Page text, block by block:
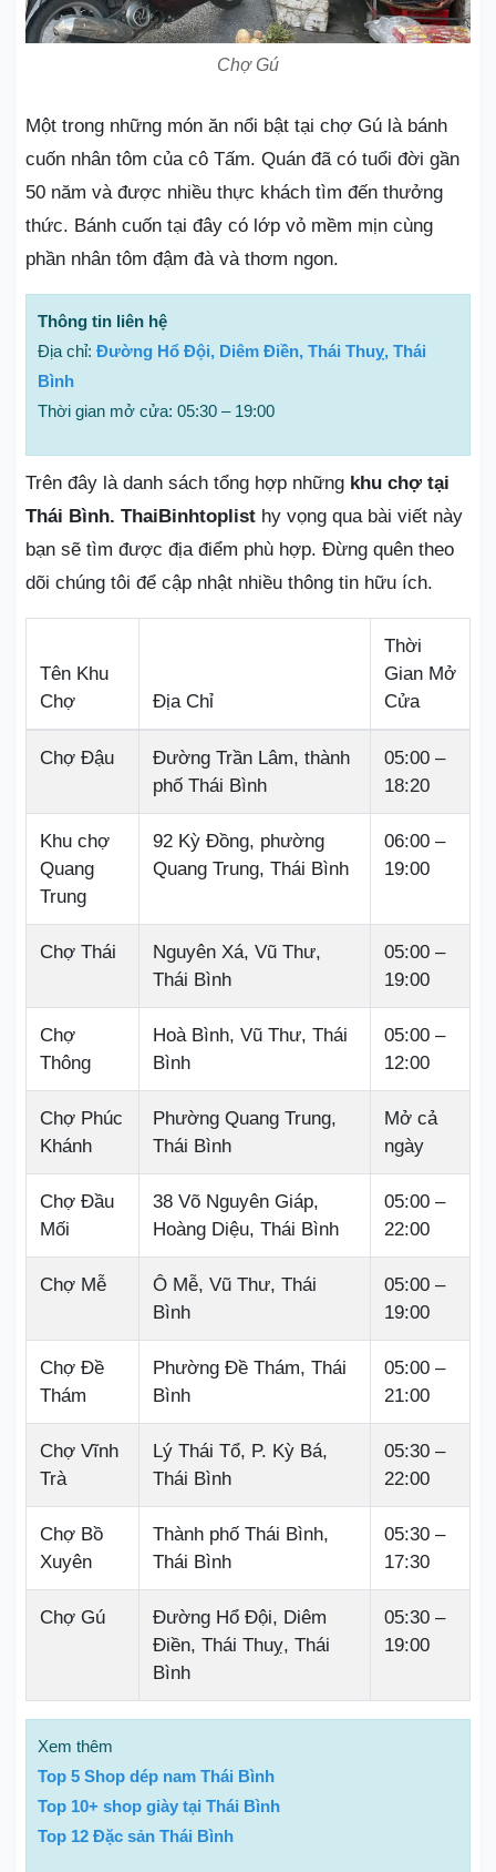
Chợ Gú
Một trong những món ăn nổi bật tại chợ Gú là bánh
cuốn nhân tôm của cô Tấm. Quán đã có tuổi đời gần
50 năm và được nhiều thực khách tìm đến thưởng
thức. Bánh cuốn tại đây có lớp vỏ mềm mịn cùng
phần nhân tôm đậm đà và thơm ngon.
Thông tin liên hệ
Địa chỉ: Đường Hổ Đội, Diêm Điền, Thái Thuỵ, Thái
Bình
Thời gian mở cửa: 05:30 – 19:00
Trên đây là danh sách tổng hợp những khu chợ tại
Thái Bình. ThaiBinhtoplist hy vọng qua bài viết này
bạn sẽ tìm được địa điểm phù hợp. Đừng quên theo
dõi chúng tôi để cập nhật nhiều thông tin hữu ích.
Tên Khu
Chợ
Địa Chỉ
Thời
Gian Mở
Cửa
Chợ Đậu
Đường Trần Lâm, thành
phố Thái Bình
05:00 –
18:20
Khu chợ
Quang
Trung
92 Kỳ Đồng, phường
Quang Trung, Thái Bình
06:00 –
19:00
Chợ Thái
Nguyên Xá, Vũ Thư,
Thái Bình
05:00 –
19:00
Chợ
Thông
Hoà Bình, Vũ Thư, Thái
Bình
05:00 –
12:00
Chợ Phúc
Khánh
Phường Quang Trung,
Thái Bình
Mở cả
ngày
Chợ Đầu
Mối
38 Võ Nguyên Giáp,
Hoàng Diệu, Thái Bình
05:00 –
22:00
Chợ Mễ
Ô Mễ, Vũ Thư, Thái
Bình
05:00 –
19:00
Chợ Đề
Thám
Phường Đề Thám, Thái
Bình
05:00 –
21:00
Chợ Vĩnh
Trà
Lý Thái Tổ, P. Kỳ Bá,
Thái Bình
05:30 –
22:00
Chợ Bồ
Xuyên
Thành phố Thái Bình,
Thái Bình
05:30 –
17:30
Chợ Gú
Đường Hổ Đội, Diêm
Điền, Thái Thuỵ, Thái
Bình
05:30 –
19:00
Xem thêm
Top 5 Shop dép nam Thái Bình
Top 10+ shop giày tại Thái Bình
Top 12 Đặc sản Thái Bình